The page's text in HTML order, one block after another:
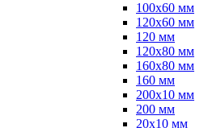
100х60 мм
120х60 мм
120 мм
120х80 мм
160х80 мм
160 мм
200х10 мм
200 мм
20х10 мм